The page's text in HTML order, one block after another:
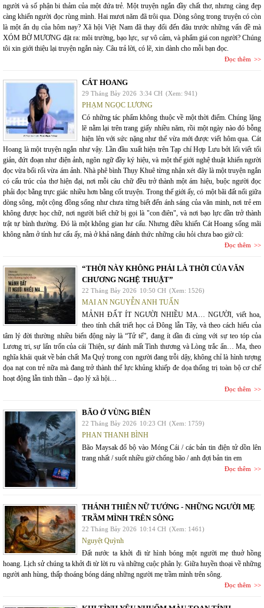
người và số phận bi thảm của một đứa trẻ. Một truyện ngắn đầy chất thơ, nhưng càng đẹp
càng khiến người đọc rùng mình. Hai mươi năm đã trôi qua. Dòng sông trong truyện có còn
là một ẩn dụ của hôm nay? Xã hội Việt Nam đã thay đổi đến đâu trước những vấn đề mà
XÓM BỜ MƯƠNG đặt ra: môi trường, bạo lực, sự vô cảm, và phẩm giá con người? Chúng
tôi xin giới thiệu lại truyện ngắn này. Câu trả lời, có lẽ, xin dành cho mỗi bạn đọc.
Đọc thêm
CÁT HOANG
29 Tháng Bảy 2026 3:34 CH (Xem: 941)
PHẠM NGỌC LƯƠNG
Có những tác phẩm không thuộc về một thời điểm. Chúng lặng
lẽ nằm lại trên trang giấy nhiều năm, rồi một ngày nào đó bỗng
hiện lên với sức nặng như thể vừa mới được viết hôm qua. Cát
Hoang là một truyện ngắn như vậy. Lần đầu xuất hiện trên Tạp chí Hợp Lưu bởi lối viết tối
giản, đứt đoạn như điện ảnh, ngôn ngữ đầy ký hiệu, và một thế giới nghệ thuật khiến người
đọc vừa bối rối vừa ám ảnh. Nhà phê bình Thụy Khuê từng nhận xét đây là một truyện ngắn
có cấu trúc của thơ hiện đại, nơi mỗi câu chữ đều trở thành một ám hiệu, buộc người đọc
phải đọc bằng trực giác nhiều hơn bằng cốt truyện. Trong thế giới ấy, có một bãi đất nổi giữa
dòng sông, một cộng đồng sống như chưa từng biết đến ánh sáng của văn minh, nơi trẻ em
không được học chữ, nơi người biết chữ bị gọi là "con điên", và nơi bạo lực dần trở thành
trật tự bình thường. Đó là một không gian hư cấu. Nhưng điều khiến Cát Hoang sống mãi
không nằm ở tính hư cấu ấy, mà ở khả năng đánh thức những câu hỏi chưa bao giờ cũ:
Đọc thêm
“THỜI NÀY KHÔNG PHẢI LÀ THỜI CỦA VĂN
CHƯƠNG NGHỆ THUẬT”
22 Tháng Bảy 2026 10:50 CH (Xem: 1526)
MAI AN NGUYỄN ANH TUẤN
MẢNH ĐẤT ÍT NGƯỜI NHIỀU MA… NGƯỜI, viết hoa,
theo tính chất triết học cả Đông lẫn Tây, và theo cách hiểu của
tâm lý đời thường nhiều biến động này là “Tử tế”, đang ít dần đi cùng với sự teo tóp của
Lương tri, sự lẩn trốn của cái Thiện, sự đánh mất Tình thương và Lòng trắc ẩn… Ma, theo
nghĩa khái quát về bản chất Ma Quỷ trong con người đang trỗi dậy, không chỉ là hình tượng
dọa nạt con trẻ nữa mà đang trở thành thế lực khủng khiếp đe dọa thống trị toàn bộ cơ chế
hoạt động lẫn tinh thần – đạo lý xã hội…
Đọc thêm
BÃO Ở VÙNG BIÊN
22 Tháng Bảy 2026 10:23 CH (Xem: 1759)
PHAN THANH BÌNH
Bão Maysak đổ bộ vào Móng Cái / các bản tin điện tử dồn lên
trang nhất / suốt nhiều giờ chống bão / anh đợi bản tin em
Đọc thêm
THÁNH THIÊN NỮ TƯỚNG - NHỮNG NGƯỜI MẸ
TRẦM MÌNH TRÊN SÔNG
22 Tháng Bảy 2026 10:14 CH (Xem: 1461)
Nguyệt Quỳnh
Đất nước ta khởi đi từ hình bóng một người mẹ thuở hồng
hoang. Lịch sử chúng ta khởi đi từ lời ru và những cuộc phân ly. Giữa huyền thoại về những
người anh hùng, thấp thoáng bóng dáng những người mẹ trầm mình trên sông.
Đọc thêm